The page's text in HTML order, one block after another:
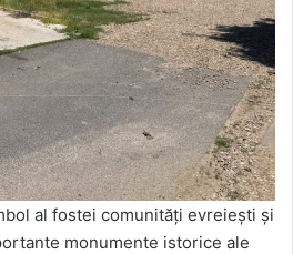
al fostei comunități evreiești și
monumente istorice ale